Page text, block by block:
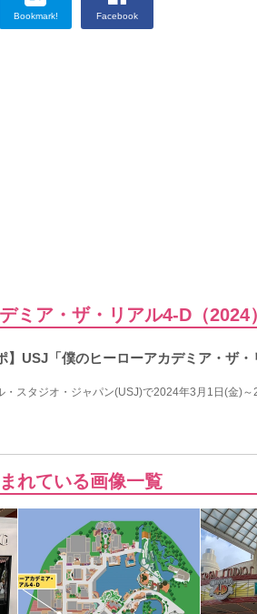
Bookmark! Facebook
ミア・ザ・リアル4-D（
】USJ「僕のヒーローアカデミア・ザ
・スタジオ・ジャパン(USJ)で2024年3月1日(金)
れている画像一覧